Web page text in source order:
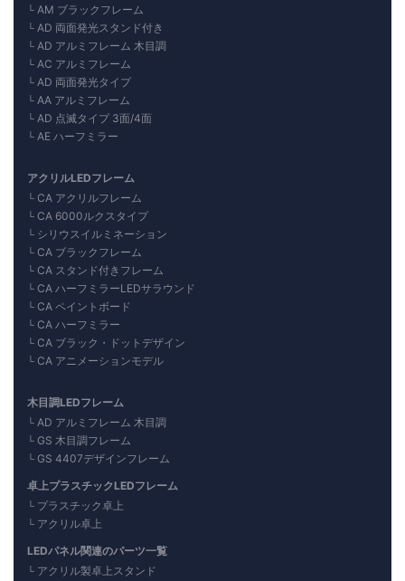
AM ブラックフレーム
AD 両面発光スタンド付き
AD アルミフレーム 木目調
AC アルミフレーム
AD 両面発光タイプ
AA アルミフレーム
AD 点滅タイプ 3面/4面
AE ハーフミラー
アクリルLEDフレーム
CA アクリルフレーム
CA 6000ルクスタイプ
シリウスイルミネーション
CA ブラックフレーム
CA スタンド付きフレーム
CA ハーフミラーLEDサラウンド
CA ペイントボード
CA ハーフミラー
CA ブラック・ドットデザイン
CA アニメーションモデル
木目調LEDフレーム
AD アルミフレーム 木目調
GS 木目調フレーム
GS 4407デザインフレーム
卓上プラスチックLEDフレーム
プラスチック卓上
アクリル卓上
LEDパネル関連のパーツ一覧
アクリル製卓上スタンド